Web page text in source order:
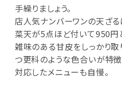
手繰りましょう。
店人気ナンバーワンの天ざ
菜天が5点ほど付いて950円
雑味のある甘皮をしっかり
つ更科のような色合いが特
対応したメニューも自慢。